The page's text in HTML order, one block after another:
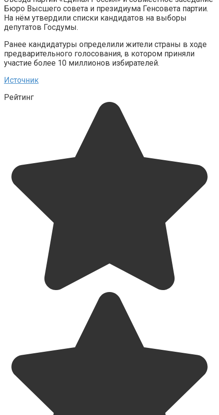
Бюро Высшего совета и президиума Генсовета партии.
На нём утвердили списки кандидатов на выборы
депутатов Госдумы.
Ранее кандидатуры определили жители страны в ходе
предварительного голосования, в котором приняли
участие более 10 миллионов избирателей.
Источник
Рейтинг